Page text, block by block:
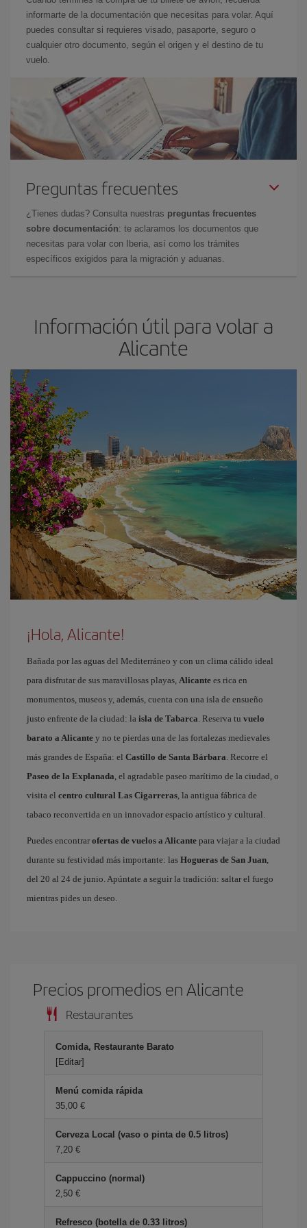
informarte de la documentación que necesitas para volar. Aquí
puedes consultar si requieres visado, pasaporte, seguro o
cualquier otro documento, según el origen y el destino de tu
vuelo.
Preguntas frecuentes
¿Tienes dudas? Consulta nuestras preguntas frecuentes
sobre documentación: te aclaramos los documentos que
necesitas para volar con Iberia, así como los trámites
específicos exigidos para la migración y aduanas.
Información útil para volar a
Alicante
¡Hola, Alicante!
Bañada por las aguas del Mediterráneo y con un clima cálido ideal
para disfrutar de sus maravillosas playas, Alicante es rica en
monumentos, museos y, además, cuenta con una isla de ensueño
justo enfrente de la ciudad: la isla de Tabarca. Reserva tu vuelo
barato a Alicante y no te pierdas una de las fortalezas medievales
más grandes de España: el Castillo de Santa Bárbara. Recorre el
Paseo de la Explanada, el agradable paseo marítimo de la ciudad, o
visita el centro cultural Las Cigarreras, la antigua fábrica de
tabaco reconvertida en un innovador espacio artístico y cultural.
Puedes encontrar ofertas de vuelos a Alicante para viajar a la ciudad
durante su festividad más importante: las Hogueras de San Juan,
del 20 al 24 de junio. Apúntate a seguir la tradición: saltar el fuego
mientras pides un deseo.
Precios promedios en Alicante
Restaurantes
Comida, Restaurante Barato
[Editar]
Menú comida rápida
35,00
Cerveza Local (vaso o pinta de 0.5 litros)
7,20
Cappuccino (normal)
2,50
Refresco (botella de 0.33 litros)